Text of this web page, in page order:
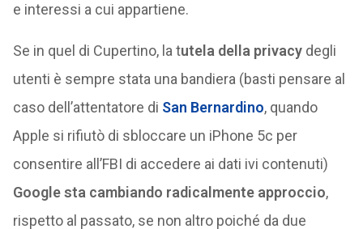
e interessi a cui appartiene.
Se in quel di Cupertino, la tutela della privacydegli
utenti è sempre stata una bandiera (basti pensare al
caso dell’attentatore di San Bernardino, quando
Apple si rifiutò di sbloccare un iPhone 5c per
consentire all’FBI di accedere ai dati ivi contenuti)
Google sta cambiando radicalmente approccio,
rispetto al passato, se non altro poiché da due